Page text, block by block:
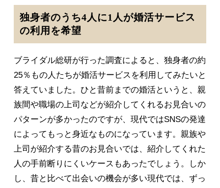
独身者のうち4人に1人が婚活サービス
の利用を希望
ブライダル総研が行った調査によると、独身者の約
25％もの人たちが婚活サービスを利用してみたいと
答えていました。ひと昔前までの婚活というと、親
族間や職場の上司などが紹介してくれるお見合いの
パターンが多かったのですが、現代ではSNSの発達
によってもっと身近なものになっています。親族や
上司が紹介する昔のお見合いでは、紹介してくれた
人の手前断りにくいケースもあったでしょう。しか
し、昔と比べて出会いの機会が多い現代では、ずっ